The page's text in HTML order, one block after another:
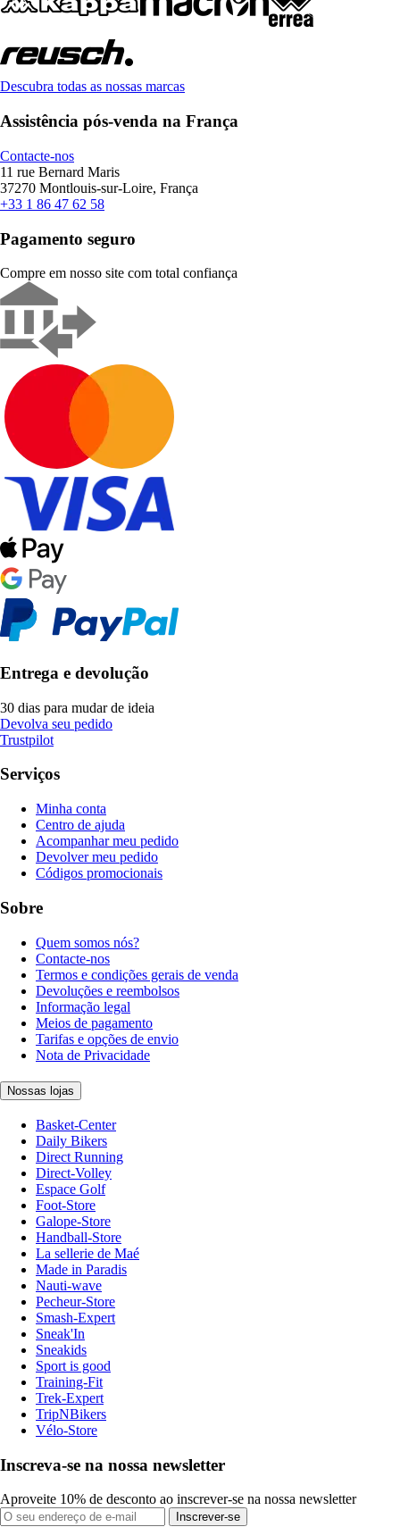
Descubra todas as nossas marcas
Assistência pós-venda na França
Contacte-nos
11 rue Bernard Maris
37270 Montlouis-sur-Loire, França
+33 1 86 47 62 58
Pagamento seguro
Compre em nosso site com total confiança
Entrega e devolução
30 dias para mudar de ideia
Devolva seu pedido
Trustpilot
Serviços
Minha conta
Centro de ajuda
Acompanhar meu pedido
Devolver meu pedido
Códigos promocionais
Sobre
Quem somos nós?
Contacte-nos
Termos e condições gerais de venda
Devoluções e reembolsos
Informação legal
Meios de pagamento
Tarifas e opções de envio
Nota de Privacidade
Nossas lojas
Basket-Center
Daily Bikers
Direct Running
Direct-Volley
Espace Golf
Foot-Store
Galope-Store
Handball-Store
La sellerie de Maé
Made in Paradis
Nauti-wave
Pecheur-Store
Smash-Expert
Sneak'In
Sneakids
Sport is good
Training-Fit
Trek-Expert
TripNBikers
Vélo-Store
Inscreva-se na nossa newsletter
Aproveite 10% de desconto ao inscrever-se na nossa newsletter
Inscrever-se